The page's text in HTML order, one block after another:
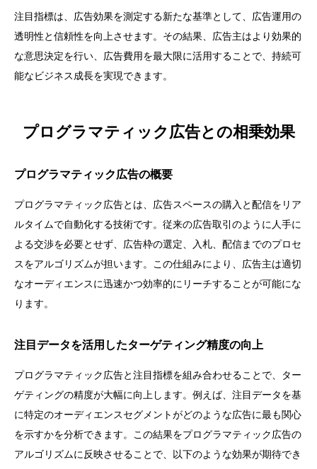
注目指標は、広告効果を測定する新たな基準として、広告運用の
透明性と信頼性を向上させます。その結果、広告主はより効果的
な意思決定を行い、広告費用を最大限に活用することで、持続可
能なビジネス成長を実現できます。
プログラマティック広告との相乗効果
プログラマティック広告の概要
プログラマティック広告とは、広告スペースの購入と配信をリア
ルタイムで自動化する技術です。従来の広告取引のように人手に
よる交渉を必要とせず、広告枠の選定、入札、配信までのプロセ
スをアルゴリズムが担います。この仕組みにより、広告主は適切
なオーディエンスに迅速かつ効率的にリーチすることが可能にな
ります。
注目データを活用したターゲティング精度の向上
プログラマティック広告と注目指標を組み合わせることで、ター
ゲティングの精度が大幅に向上します。例えば、注目データを基
に特定のオーディエンスセグメントがどのような広告に最も関心
を示すかを分析できます。この結果をプログラマティック広告の
アルゴリズムに反映させることで、以下のような効果が期待でき